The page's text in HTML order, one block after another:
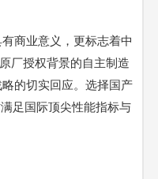
商业意义，更标志着中
厂授权背景的自主制造
的切实回应。选择国产
足国际顶尖性能指标与